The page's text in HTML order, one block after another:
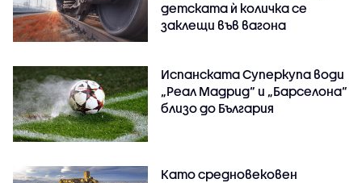
детската ѝ количка се
заклещи във вагона
Испанската Суперкупа води
„Реал Мадрид“ и „Барселона“
близо до България
Като средновековен